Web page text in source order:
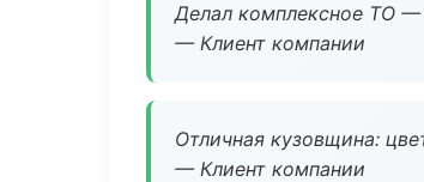
Делал комплексное ТО —
— Клиент компании
Отличная кузовщина:
— Клиент компании